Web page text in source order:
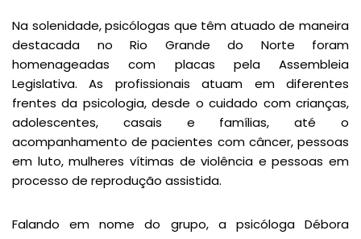
Na solenidade, psicólogas que têm atuado de maneira
destacada no Rio Grande do Norte foram
homenageadas com placas pela Assembleia
Legislativa. As profissionais atuam em diferentes
frentes da psicologia, desde o cuidado com crianças,
adolescentes, casais e famílias, até o
acompanhamento de pacientes com câncer, pessoas
em luto, mulheres vítimas de violência e pessoas em
processo de reprodução assistida.
Falando em nome do grupo, a psicóloga Débora